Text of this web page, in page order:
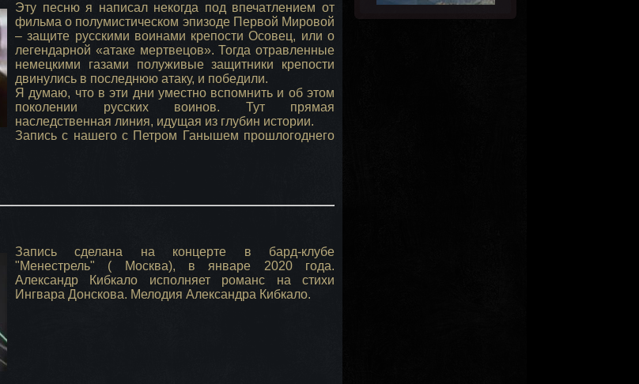
Эту песню я написал некогда под впечатлением от
фильма о полумистическом эпизоде Первой Мировой
– защите русскими воинами крепости Осовец, или о
легендарной «атаке мертвецов». Тогда отравленные
немецкими газами полуживые защитники крепости
двинулись в последнюю атаку, и победили.
Я думаю, что в эти дни уместно вспомнить и об этом
поколении русских воинов. Тут прямая
наследственная линия, идущая из глубин истории.
Запись с нашего с Петром Ганышем прошлогоднего
Запись сделана на концерте в бард-клубе
"Менестрель" ( Москва), в январе 2020 года.
Александр Кибкало исполняет романс на стихи
Ингвара Донскова. Мелодия Александра Кибкало.